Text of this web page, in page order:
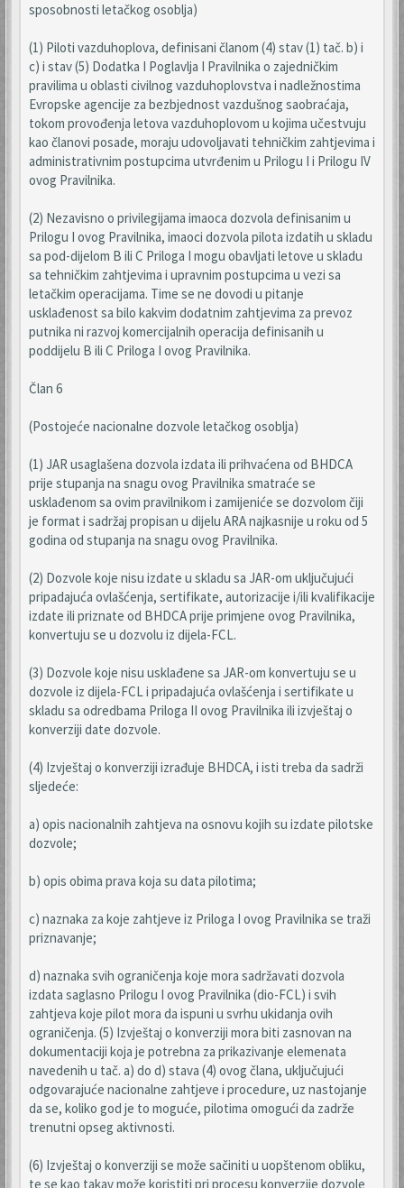
sposobnosti letačkog osoblja)
(1) Piloti vazduhoplova, definisani članom (4) stav (1) tač. b) i
c) i stav (5) Dodatka I Poglavlja I Pravilnika o zajedničkim
pravilima u oblasti civilnog vazduhoplovstva i nadležnostima
Evropske agencije za bezbjednost vazdušnog saobraćaja,
tokom provođenja letova vazduhoplovom u kojima učestvuju
kao članovi posade, moraju udovoljavati tehničkim zahtjevima i
administrativnim postupcima utvrđenim u Prilogu I i Prilogu IV
ovog Pravilnika.
(2) Nezavisno o privilegijama imaoca dozvola definisanim u
Prilogu I ovog Pravilnika, imaoci dozvola pilota izdatih u skladu
sa pod-dijelom B ili C Priloga I mogu obavljati letove u skladu
sa tehničkim zahtjevima i upravnim postupcima u vezi sa
letačkim operacijama. Time se ne dovodi u pitanje
usklađenost sa bilo kakvim dodatnim zahtjevima za prevoz
putnika ni razvoj komercijalnih operacija definisanih u
poddijelu B ili C Priloga I ovog Pravilnika.
Član 6
(Postojeće nacionalne dozvole letačkog osoblja)
(1) JAR usaglašena dozvola izdata ili prihvaćena od BHDCA
prije stupanja na snagu ovog Pravilnika smatraće se
usklađenom sa ovim pravilnikom i zamijeniće se dozvolom čiji
je format i sadržaj propisan u dijelu ARA najkasnije u roku od 5
godina od stupanja na snagu ovog Pravilnika.
(2) Dozvole koje nisu izdate u skladu sa JAR-om uključujući
pripadajuća ovlašćenja, sertifikate, autorizacije i/ili kvalifikacije
izdate ili priznate od BHDCA prije primjene ovog Pravilnika,
konvertuju se u dozvolu iz dijela-FCL.
(3) Dozvole koje nisu usklađene sa JAR-om konvertuju se u
dozvole iz dijela-FCL i pripadajuća ovlašćenja i sertifikate u
skladu sa odredbama Priloga II ovog Pravilnika ili izvještaj o
konverziji date dozvole.
(4) Izvještaj o konverziji izrađuje BHDCA, i isti treba da sadrži
sljedeće:
a) opis nacionalnih zahtjeva na osnovu kojih su izdate pilotske
dozvole;
b) opis obima prava koja su data pilotima;
c) naznaka za koje zahtjeve iz Priloga I ovog Pravilnika se traži
priznavanje;
d) naznaka svih ograničenja koje mora sadržavati dozvola
izdata saglasno Prilogu I ovog Pravilnika (dio-FCL) i svih
zahtjeva koje pilot mora da ispuni u svrhu ukidanja ovih
ograničenja. (5) Izvještaj o konverziji mora biti zasnovan na
dokumentaciji koja je potrebna za prikazivanje elemenata
navedenih u tač. a) do d) stava (4) ovog člana, uključujući
odgovarajuće nacionalne zahtjeve i procedure, uz nastojanje
da se, koliko god je to moguće, pilotima omogući da zadrže
trenutni opseg aktivnosti.
(6) Izvještaj o konverziji se može sačiniti u uopštenom obliku,
te se kao takav može koristiti pri procesu konverzije dozvole